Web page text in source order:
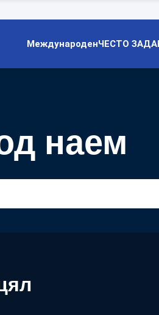
МеждународенЧЕСТО
наем